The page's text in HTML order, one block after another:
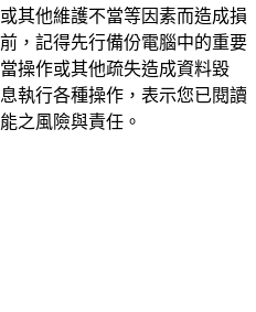
其他維護不當等因素而造成損
，記得先行備份電腦中的重要
操作或其他疏失造成資料毀
執行各種操作，表示您已閱讀
之風險與責任。